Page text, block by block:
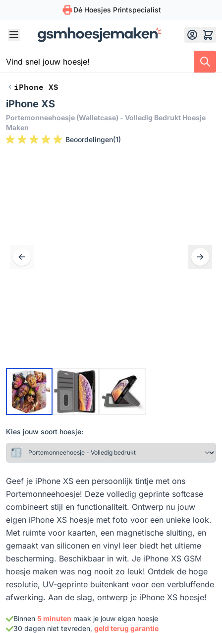
Dé Hoesjes Printspecialist
iPhone XS
iPhone XS
Portemonneehoesje (walletcase) - Volledig Bedrukt Hoesje
Maken
Beoordelingen(1)
Kies jouw soort hoesje:
Geef je iPhone XS een persoonlijk tintje met ons
Portemonneehoesje! Deze volledig geprinte softcase
combineert stijl en functionaliteit. Ontwerp nu jouw
eigen iPhone XS hoesje met foto voor een unieke look.
Met ruimte voor kaarten, een magnetische sluiting, en
gemaakt van siliconen en vinyl leer biedt het ultieme
bescherming. Beschikbaar in wit. Je iPhone XS GSM
hoesje maken was nog nooit zo leuk! Ontdek de hoge
resolutie, UV-geprinte buitenkant voor een verbluffende
afwerking. Aan de slag, ontwerp je iPhone XS hoesje!
Binnen 5 minuten maak je jouw eigen hoesje
30 dagen niet tevreden, geld terug garantie